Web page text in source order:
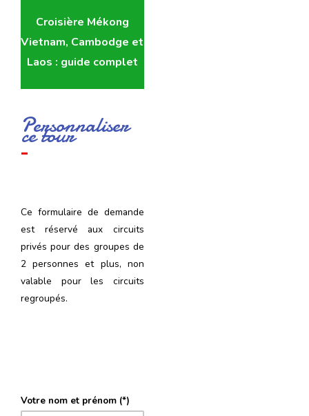
Croisière Mékong
Vietnam, Cambodge et
Laos : guide complet
Personnaliser
ce tour
Ce formulaire de demande
est réservé aux circuits
privés pour des groupes de
2 personnes et plus, non
valable pour les circuits
regroupés.
Votre nom et prénom (*)